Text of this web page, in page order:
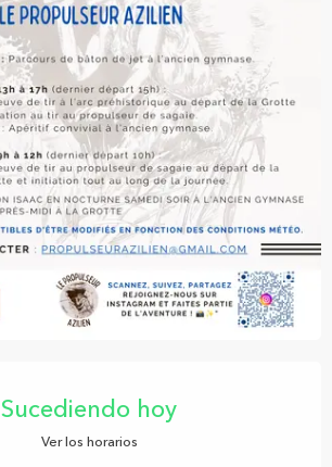
Sucediendo hoy
Ver los horarios